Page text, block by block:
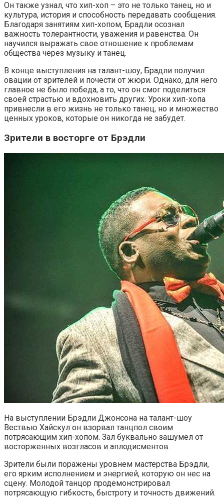
Он также узнал, что хип-хоп – это не только танец, но и
культура, история и способность передавать сообщения.
Благодаря занятиям хип-хопом, Брадли осознал
важность толерантности, уважения и равенства. Он
научился выражать свое отношение к проблемам
общества через музыку и танец.
В конце выступления на талант-шоу, Брадли получил
овации от зрителей и почести от жюри. Однако, для него
главное не было победа, а то, что он смог поделиться
своей страстью и вдохновить других. Уроки хип-хопа
привнесли в его жизнь не только танец, но и множество
ценных уроков, которые он никогда не забудет.
Зрители в восторге от Брэдли
На выступлении Брэдли Джонсона на талант-шоу
Вествью Хайскул он взорвал танцпол своим
потрясающим хип-хопом. Зал буквально зашумел от
восторженных возгласов и аплодисментов.
Зрители были поражены уровнем мастерства Брэдли,
его ярким исполнением и энергией, которую он нес на
сцену. Молодой танцор продемонстрировал
потрясающую гибкость, быстроту и точность движений.